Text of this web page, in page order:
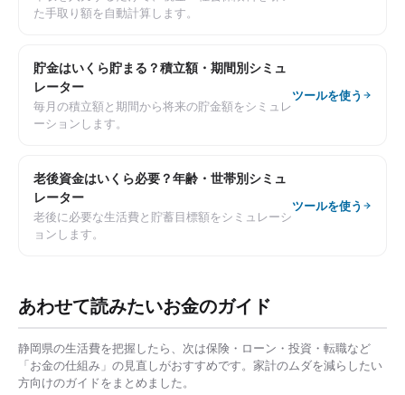
た手取り額を自動計算します。
貯金はいくら貯まる？積立額・期間別シミュ
レーター
毎月の積立額と期間から将来の貯金額をシミュレ
ーションします。
ツールを使う
老後資金はいくら必要？年齢・世帯別シミュ
レーター
老後に必要な生活費と貯蓄目標額をシミュレーシ
ョンします。
ツールを使う
あわせて読みたいお金のガイド
静岡県の生活費を把握したら、次は保険・ローン・投資・転職など
「お金の仕組み」の見直しがおすすめです。家計のムダを減らしたい
方向けのガイドをまとめました。